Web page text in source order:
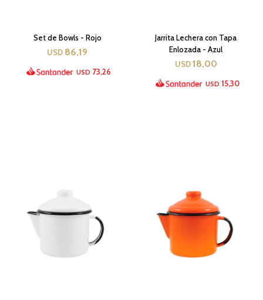
Set de Bowls - Rojo
USD 86,19
USD 73,26
Jarrita Lechera con Tapa
Enlozada - Azul
USD 18,00
USD 15,30